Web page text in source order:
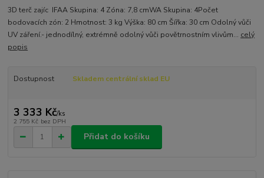
3D terč zajíc IFAA Skupina: 4 Zóna: 7,8 cmWA Skupina: 4Počet
bodovacích zón: 2 Hmotnost: 3 kg Výška: 80 cm Šířka: 30 cm Odolný vůči
UV záření.- jednodílný, extrémně odolný vůči povětrnostním vlivům... celý
popis
Dostupnost Skladem centrální sklad EU
3 333 Kč/ks
2 755 Kč bez DPH
Přidat do košíku